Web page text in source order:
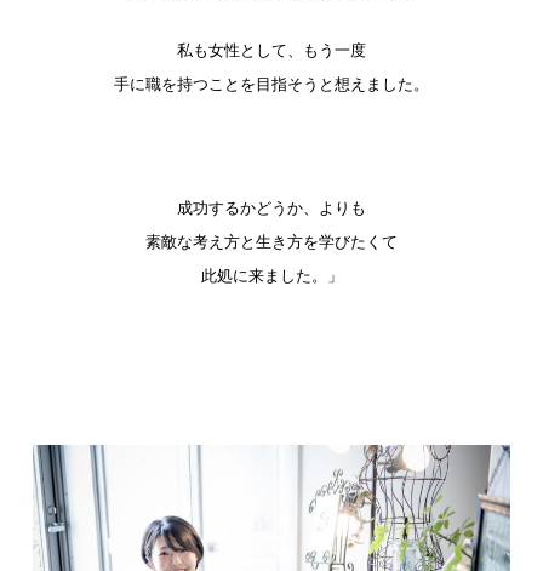
私も女性として、もう一度
手に職を持つことを目指そうと想えました。
成功するかどうか、よりも
素敵な考え方と生き方を学びたくて
此処に来ました。」